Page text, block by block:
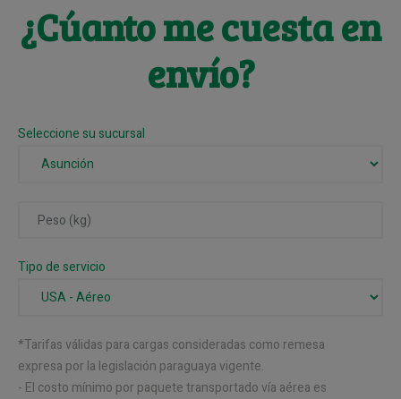
¿Cúanto me cuesta en
envío?
Seleccione su sucursal
Tipo de servicio
*Tarifas válidas para cargas consideradas como remesa
expresa por la legislación paraguaya vigente.
- El costo mínimo por paquete transportado vía aérea es